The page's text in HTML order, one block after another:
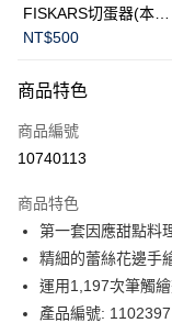
聯邦商業銀行
元大商業銀行
台新國際商業銀行
黑貓宅急便
FISKARS切蛋器(本商
品不提供破損保證)
NT$500
商品特色
商品編號
10740113
商品特色
第一套因應甜點料
精細的蕾絲花邊手
運用1,197次筆觸
產品編號: 1102397